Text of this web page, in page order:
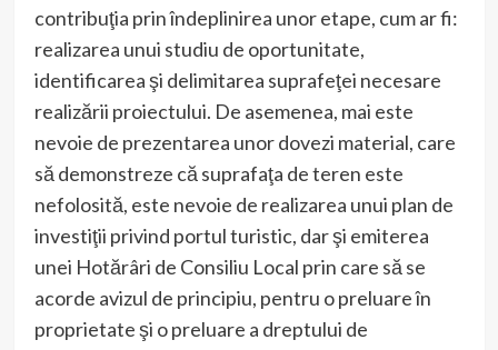
contribuţia prin îndeplinirea unor etape, cum ar fi:
realizarea unui studiu de oportunitate,
identificarea şi delimitarea suprafeţei necesare
realizării proiectului. De asemenea, mai este
nevoie de prezentarea unor dovezi material, care
să demonstreze că suprafaţa de teren este
nefolosită, este nevoie de realizarea unui plan de
investiţii privind portul turistic, dar şi emiterea
unei Hotărâri de Consiliu Local prin care să se
acorde avizul de principiu, pentru o preluare în
proprietate şi o preluare a dreptului de